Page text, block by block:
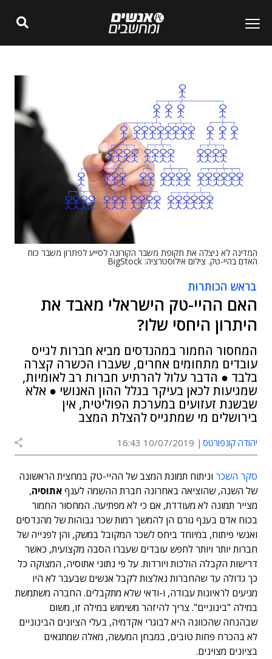
המדינה לא ניצלה את תקופת משבר הקורונה לסייע לפתרון משבר כוח
האדם בהיי-טק. צילום אילוסטרציה: BigStock
בראש הכותרות
האם ההיי-טק הישראלי מאבד את
היתרון היחסי שלו?
המחסור החמור במהנדסים מביא חברות לגייס
עובדים מתחומים אחרים, שעברו הכשרה קצרה
בלבד ● הדבר עלול להרתיע חברות רב לאומיות,
שמגיעות לכאן בעיקר בגלל ההון האנושי ● אלא
שבשנת זעזועים במערכת הפוליטית, אין
בירושלים מי שמתגייס להצלת המצב
יהודה קונפורטס 10/07/2019 16:43
סקר השכר וניתוח תמונת המצב של ההיי-טק במחצית הראשונה
של השנה, שהוציאה באחרונה חברת ההשמה לענףאתוסיה,
מצייר תמונה לא מעודדת, אם כי לא מפתיעה. המחסור החמור
בכוח אדם בענף גורם הן להמשך רמות שכר גבוהות של מהנדסים
ואנשי פיתוח, במיוחד ביחס לשכר המקובל במשק, והן לפנייה של
חברות יותר ויותר לחפש עובדים שעברו הסבה מקצועית, כאשר
דרישות הקבלה הולכות ויורדות. על פי נתוני אתוסיה, המצוקה כל
כך גדולה עד שהחברות נאלצות לקבל אנשים שבעבר לא היו
מגיעים לראיונות עבודה, ו-ודאי שלא מתקבלים. החברה משתמשת
במילה "בינוניים". צריך להיזהר משימוש במילה זו, משום
שבהנחה שהכוונה היא לבוגרי אקדמיה, בעלי הציונים הבינוניים
לא בהכרח פחות טובים, במבחן המעשה, מאלה שמתגאים
בציונים מצוינים.